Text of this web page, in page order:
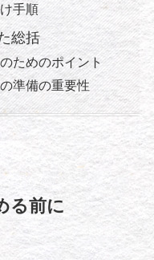
手順
総括
ためのポイント
準備の重要性
る前に